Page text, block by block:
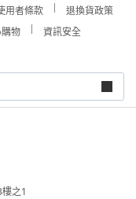
用者條款
退換貨政策
物
資訊安全
之1